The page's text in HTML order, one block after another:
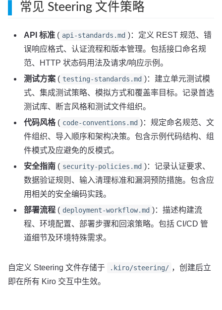
常见 Steering 文件策略
API 标准 ( api-standards.md )：定义 REST 规范、错
误响应格式、认证流程和版本管理。包括接口命名规
范、HTTP 状态码用法及请求/响应示例。
测试方案 ( testing-standards.md )：建立单元测试模
式、集成测试策略、模拟方式和覆盖率目标。记录首选
测试库、断言风格和测试文件组织。
代码风格( code-conventions.md )：规定命名规范、文
件组织、导入顺序和架构决策。包含示例代码结构、组
件模式及应避免的反模式。
安全指南 ( security-policies.md )：记录认证要求、
数据验证规则、输入清理标准和漏洞预防措施。包含应
用相关的安全编码实践。
部署流程 ( deployment-workflow.md )：描述构建流
程、环境配置、部署步骤和回滚策略。包括 CI/CD 管
道细节及环境特殊需求。
自定义 Steering 文件存储于 .kiro/steering/ ，创建后立
即在所有 Kiro 交互中生效。